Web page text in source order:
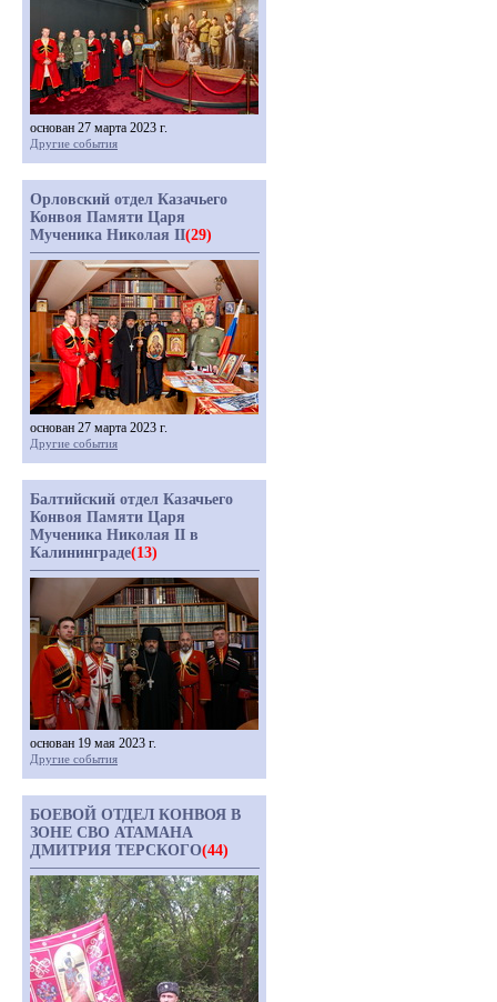
основан 27 марта 2023 г.
Другие события
Орловский отдел Казачьего
Конвоя Памяти Царя
Мученика Николая II(29)
основан 27 марта 2023 г.
Другие события
Балтийский отдел Казачьего
Конвоя Памяти Царя
Мученика Николая II в
Калининграде(13)
основан 19 мая 2023 г.
Другие события
БОЕВОЙ ОТДЕЛ КОНВОЯ В
ЗОНЕ СВО АТАМАНА
ДМИТРИЯ ТЕРСКОГО(44)